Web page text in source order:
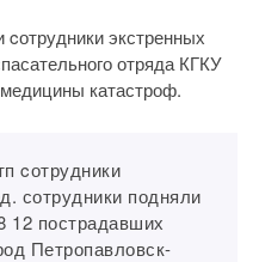
экстренных
отряда КГКУ
катастроф.
cотрудники
сотрудники подняли
12 пострадавших
Петропавловск-